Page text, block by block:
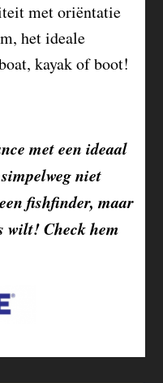
met oriëntatie
het ideale
kayak of boot!
met een ideaal
niet
fishfinder, maar
wilt! Check hem